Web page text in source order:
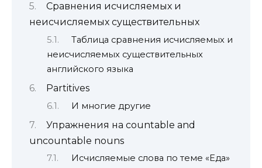
Сравнения исчисляемых и
неисчисляемых существительных
Таблица сравнения исчисляемых и
неисчисляемых существительных
английского языка
Partitives
И многие другие
Упражнения на countable and
uncountable nouns
Исчисляемые слова по теме «Еда»